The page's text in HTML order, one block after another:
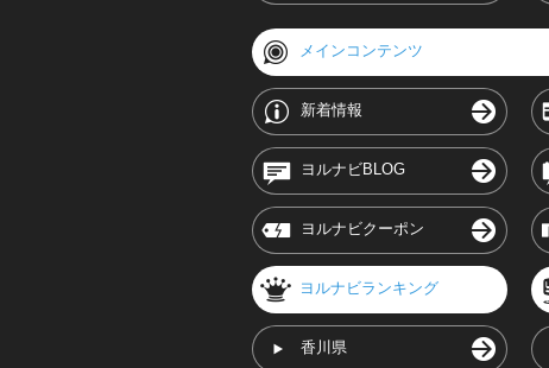
メインコンテンツ
新着情報
ヨルナビBLOG
ヨルナビクーポン
ヨルナビランキング
香川県